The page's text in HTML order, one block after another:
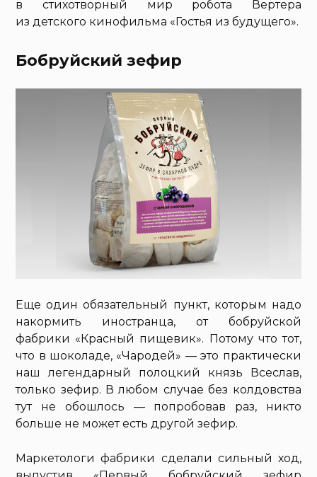
в стихотворный мир робота Вертера
из детского кинофильма «Гостья из будущего».
Бобруйский зефир
Еще один обязательный пункт, которым надо
накормить иностранца, от бобруйской
фабрики «Красный пищевик». Потому что тот,
что в шоколаде, «Чародей» — это практически
наш легендарный полоцкий князь Всеслав,
только зефир. В любом случае без колдовства
тут не обошлось — попробовав раз, никто
больше не может есть другой зефир.
Маркетологи фабрики сделали сильный ход,